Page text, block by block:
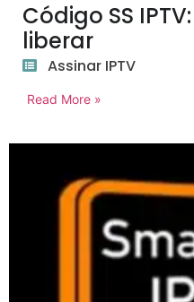
Código SS
liberar
Assinar IPTV
Read More »